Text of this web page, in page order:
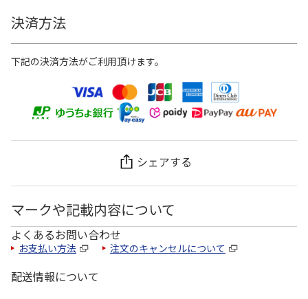
決済方法
下記の決済方法がご利用頂けます。
シェアする
マークや記載内容について
よくあるお問い合わせ
お支払い方法 注文のキャンセルについて
配送情報について